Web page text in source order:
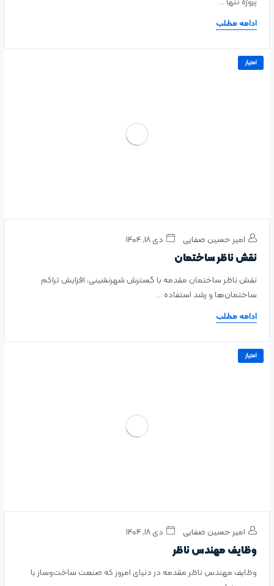
ادامه مطلب
امتیاز
امیر حسین صفایی دی ۱۸, ۱۴۰۴
نقش ناظر ساختمان
نقش ناظر ساختمان مقدمه با گسترش شهرنشینی، افزایش تراکم
ساختمان‌ها و رشد استفاده ...
ادامه مطلب
امتیاز
امیر حسین صفایی دی ۱۸, ۱۴۰۴
وظایف مهندس ناظر
وظایف مهندس ناظر مقدمه در دنیای امروز که صنعت ساخت‌وساز با